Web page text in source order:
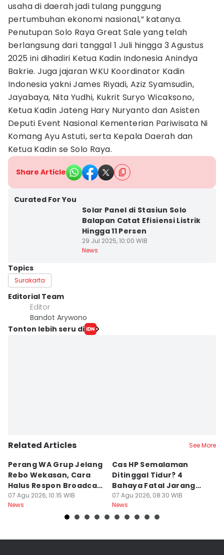
usaha di daerah jadi tulang punggung
pertumbuhan ekonomi nasional,” katanya.
Penutupan Solo Raya Great Sale yang telah
berlangsung dari tanggal 1 Juli hingga 3 Agustus
2025 ini dihadiri Ketua Kadin Indonesia Anindya
Bakrie. Juga jajaran WKU Koordinator Kadin
Indonesia yakni James Riyadi, Aziz Syamsudin,
Jayabaya, Nita Yudhi, Kukrit Suryo Wicaksono,
Ketua Kadin Jateng Hary Nuryanto dan Asisten
Deputi Event Nasional Kementerian Pariwisata Ni
Komang Ayu Astuti, serta Kepala Daerah dan
Ketua Kadin se Solo Raya.
Share Article
Curated For You
Solar Panel di Stasiun Solo
Balapan Catat Efisiensi Listrik
Hingga 11 Persen
29 Jul 2025, 10:00 WIB
News
Topics
Surakarta
Editorial Team
Editor
Bandot Arywono
Tonton lebih seru di
Related Articles See More
Perang WA Grup Jelang
Rebo Wekasan, Cara
Halus Respon Broadcast
Parno
07 Agu 2026, 10:15 WIB
News
Cas HP Semalaman
Ditinggal Tidur? 4
Bahaya Fatal Jarang
Disadari Pekerja Kantor
07 Agu 2026, 08:30 WIB
News